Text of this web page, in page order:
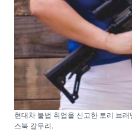
현대차 불법 취업을 신고한 토리 브
스북 갈무리.